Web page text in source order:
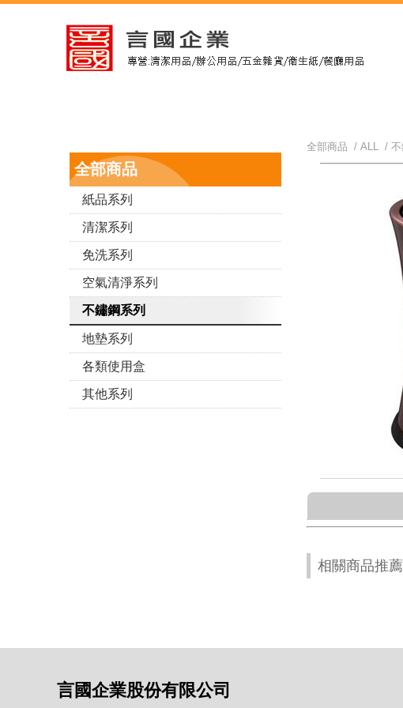
全部商品
紙品系列
清潔系列
免洗系列
空氣清淨系列
不鏽鋼系列
地墊系列
各類使用盒
其他系列
全部商品 / ALL / 不
相關商品推薦
言國企業股份有限公司